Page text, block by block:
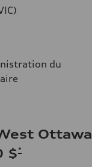
du
Ottawa
$*